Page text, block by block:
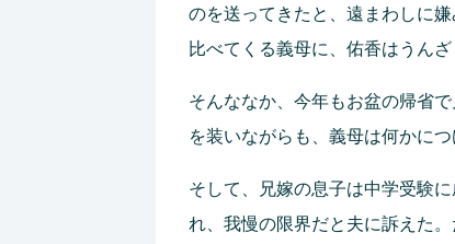
のを送ってきたと、遠まわしに
比べてくる義母に、佑香はうんざ
そんななか、今年もお盆の帰省
を装いながらも、義母は何かに
そして、兄嫁の息子は中学受験
れ、我慢の限界だと夫に訴えた